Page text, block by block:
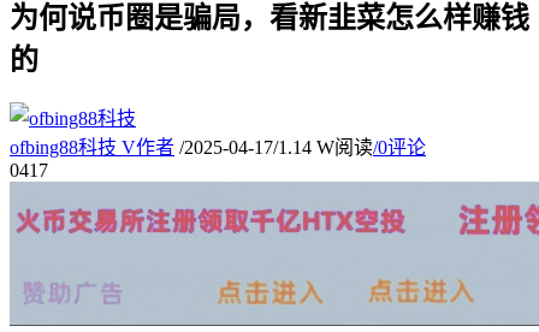
为何说币圈是骗局，看新韭菜怎么样赚钱
的
ofbing88科技 V作者 /2025-04-17/1.14 W阅读/0评论
0417